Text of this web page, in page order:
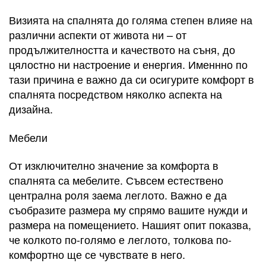
Визията на спалнята до голяма степен влияе на
различни аспекти от живота ни – от
продължителността и качеството на съня, до
цялостно ни настроение и енергия. Именнно по
тази причина е важно да си осигурите комфорт в
спалнята посредством няколко аспекта на
дизайна.
Мебели
От изключително значение за комфорта в
спалнята са мебелите. Съвсем естествено
централна роля заема леглото. Важно е да
съобразите размера му спрямо вашите нужди и
размера на помещението. Нашият опит показва,
че колкото по-голямо е леглото, толкова по-
комфортно ще се чувствате в него.